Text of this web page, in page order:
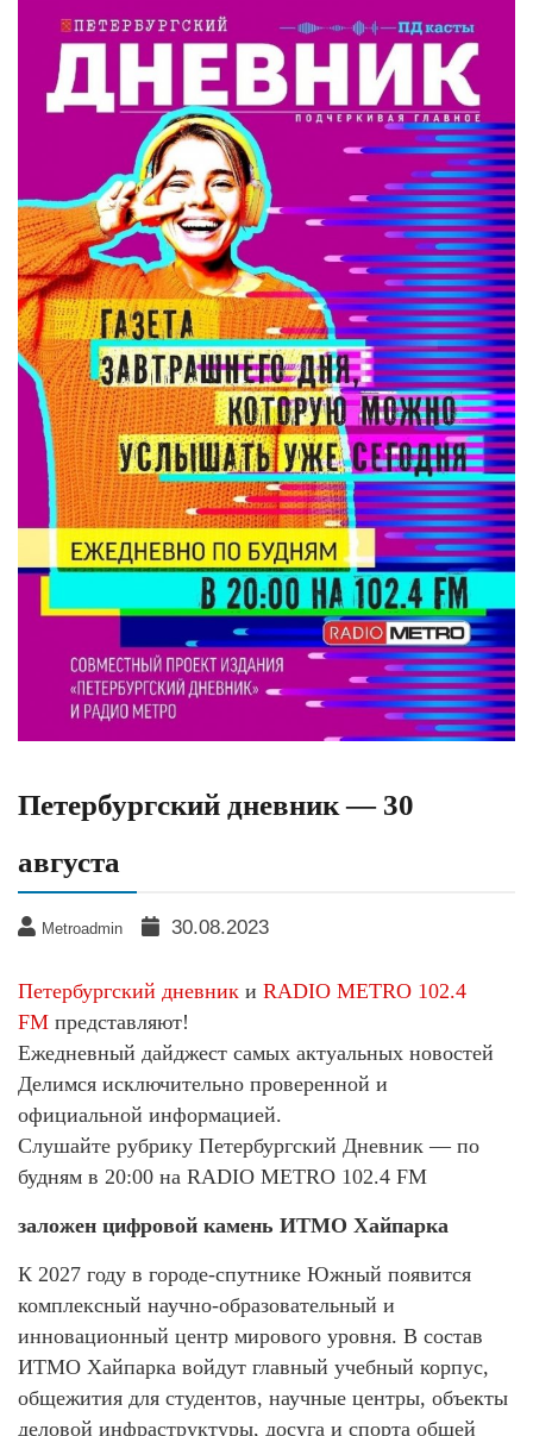
Петербургский дневник — 30
августа
Metroadmin 30.08.2023
Петербургский дневник и RADIO METRO 102.4
FM представляют!
Ежедневный дайджест самых актуальных новостей
Делимся исключительно проверенной и
официальной информацией.
Слушайте рубрику Петербургский Дневник — по
будням в 20:00 на RADIO METRO 102.4 FM
заложен цифровой камень ИТМО Хайпарка
К 2027 году в городе-спутнике Южный появится
комплексный научно-образовательный и
инновационный центр мирового уровня. В состав
ИТМО Хайпарка войдут главный учебный корпус,
общежития для студентов, научные центры, объекты
деловой инфраструктуры, досуга и спорта общей